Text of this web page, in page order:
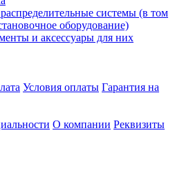
системы (в том
оборудование)
и аксессуары для них
Условия оплаты Гарантия на
О компании Реквизиты